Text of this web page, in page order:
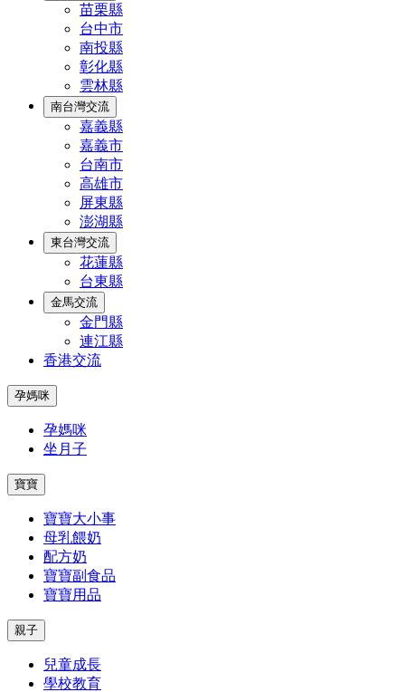
苗栗縣
台中市
南投縣
彰化縣
雲林縣
南台灣交流
嘉義縣
嘉義市
台南市
高雄市
屏東縣
澎湖縣
東台灣交流
花蓮縣
台東縣
金馬交流
金門縣
連江縣
香港交流
孕媽咪
孕媽咪
坐月子
寶寶
寶寶大小事
母乳餵奶
配方奶
寶寶副食品
寶寶用品
親子
兒童成長
學校教育